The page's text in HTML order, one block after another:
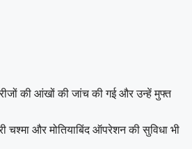
की आंखों की जांच की गई और उन्हें मुफ्त
और मोतियाबिंद ऑपरेशन की सुविधा भी